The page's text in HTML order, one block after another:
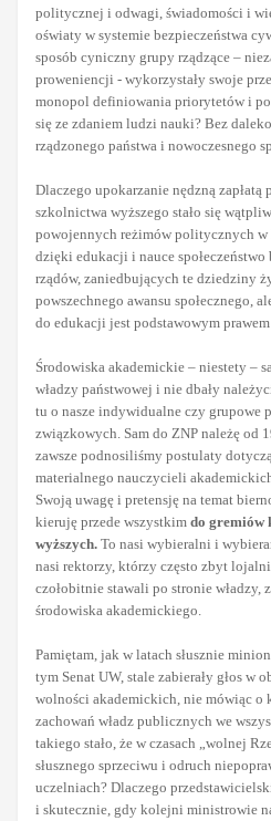
politycznej i odwagi, świadomości i
oświaty w systemie bezpieczeństwa
sposób cyniczny grupy rządzące –
proweniencji - wykorzystały swoje
monopol definiowania priorytetów i
się ze zdaniem ludzi nauki? Bez
rządzonego państwa i nowoczesnego
Dlaczego upokarzanie nędzną
szkolnictwa wyższego stało się
powojennych reżimów politycznych w
dzięki edukacji i nauce
rządów, zaniedbujących te dziedziny
powszechnego awansu społecznego,
do edukacji jest podstawowym
Środowiska akademickie – niestety –
władzy państwowej i nie dbały
tu o nasze indywidualne czy grupowe
związkowych. Sam do ZNP należę od
zawsze podnosiliśmy postulaty
materialnego nauczycieli
Swoją uwagę i pretensję na temat
kieruję przede wszystkim do gremiów
wyższych. To nasi wybieralni i
nasi rektorzy, którzy często zbyt
czołobitnie stawali po stronie władzy,
środowiska akademickiego.
Pamiętam, jak w latach słusznie
tym Senat UW, stale zabierały głos w
wolności akademickich, nie mówiąc o
zachowań władz publicznych we
takiego stało, że w czasach „wolnej
słusznego sprzeciwu i odruch
uczelniach? Dlaczego
i skutecznie, gdy kolejni ministrowie